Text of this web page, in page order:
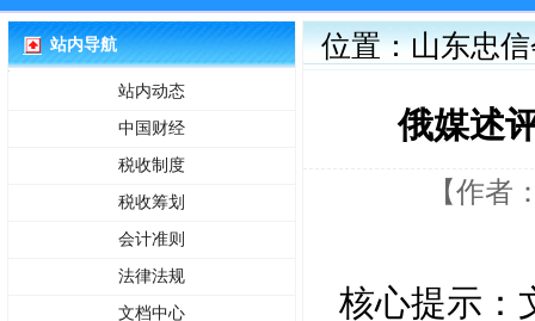
站内导航
站内动态
中国财经
税收制度
税收筹划
会计准则
法律法规
文档中心
位置：山东忠
俄媒述
【作
核心提示：